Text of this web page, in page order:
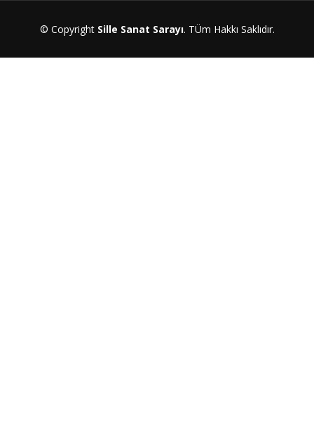
© Copyright Sille Sanat Sarayı. TÜm Hakkı Saklıdır.